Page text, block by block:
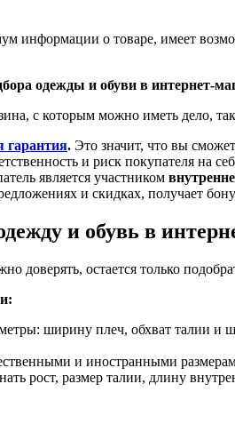
информации о товаре, имеет
одежды и обуви в интернет-
с которым можно иметь дело,
гарантия. Это значит, что вы
и риск покупателя на
является участником
и скидках, получает
и обувь в
доверять, остается только
ширину плеч, обхват талии и
и иностранными
рост, размер талии, длину